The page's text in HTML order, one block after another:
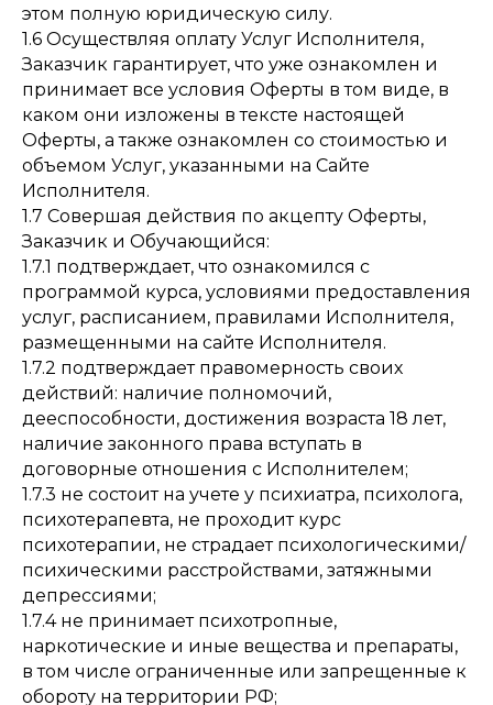
этом полную юридическую силу.
1.6 Осуществляя оплату Услуг Исполнителя,
Заказчик гарантирует, что уже ознакомлен и
принимает все условия Оферты в том виде, в
каком они изложены в тексте настоящей
Оферты, а также ознакомлен со стоимостью и
объемом Услуг, указанными на Сайте
Исполнителя.
1.7 Совершая действия по акцепту Оферты,
Заказчик и Обучающийся:
1.7.1 подтверждает, что ознакомился с
программой курса, условиями предоставления
услуг, расписанием, правилами Исполнителя,
размещенными на сайте Исполнителя.
1.7.2 подтверждает правомерность своих
действий: наличие полномочий,
дееспособности, достижения возраста 18 лет,
наличие законного права вступать в
договорные отношения с Исполнителем;
1.7.3 не состоит на учете у психиатра, психолога,
психотерапевта, не проходит курс
психотерапии, не страдает психологическими/
психическими расстройствами, затяжными
депрессиями;
1.7.4 не принимает психотропные,
наркотические и иные вещества и препараты,
в том числе ограниченные или запрещенные к
обороту на территории РФ;